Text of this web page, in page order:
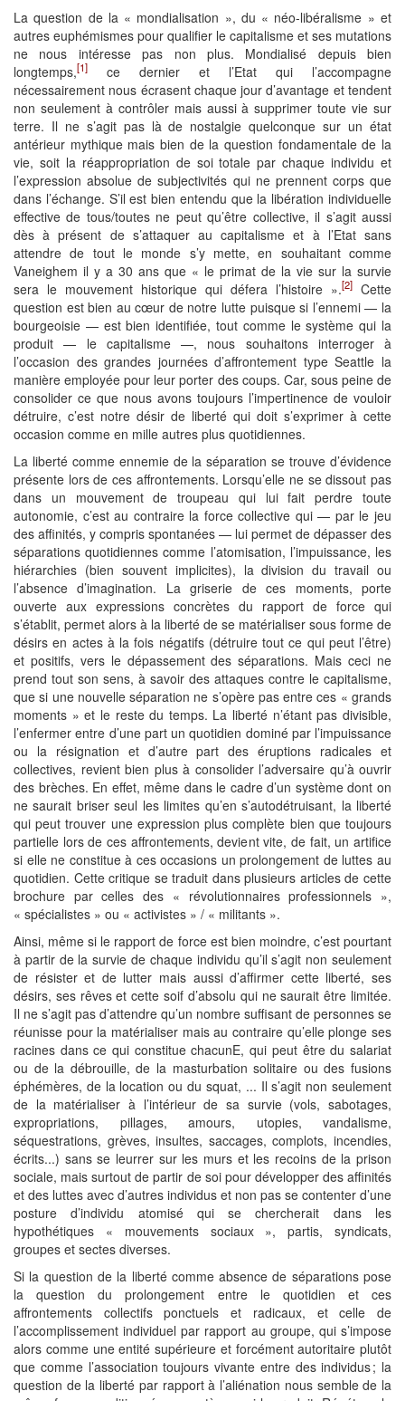
La question de la « mondialisation », du « néo-libéralisme » et
autres euphémismes pour qualifier le capitalisme et ses mutations
ne nous intéresse pas non plus. Mondialisé depuis bien
longtemps,[1]
ce dernier et l’Etat qui l’accompagne
nécessairement nous écrasent chaque jour d’avantage et tendent
non seulement à contrôler mais aussi à supprimer toute vie sur
terre. Il ne s’agit pas là de nostalgie quelconque sur un état
antérieur mythique mais bien de la question fondamentale de la
vie, soit la réappropriation de soi totale par chaque individu et
l’expression absolue de subjectivités qui ne prennent corps que
dans l’échange. S’il est bien entendu que la libération individuelle
effective de tous/toutes ne peut qu’être collective, il s’agit aussi
dès à présent de s’attaquer au capitalisme et à l’Etat sans
attendre de tout le monde s’y mette, en souhaitant comme
Vaneighem il y a 30 ans que « le primat de la vie sur la survie
sera le mouvement historique qui défera l’histoire ».[2] Cette
question est bien au cœur de notre lutte puisque si l’ennemi — la
bourgeoisie — est bien identifiée, tout comme le système qui la
produit — le capitalisme —, nous souhaitons interroger à
l’occasion des grandes journées d’affrontement type Seattle la
manière employée pour leur porter des coups. Car, sous peine de
consolider ce que nous avons toujours l’impertinence de vouloir
détruire, c’est notre désir de liberté qui doit s’exprimer à cette
occasion comme en mille autres plus quotidiennes.
La liberté comme ennemie de la séparation se trouve d’évidence
présente lors de ces affrontements. Lorsqu’elle ne se dissout pas
dans un mouvement de troupeau qui lui fait perdre toute
autonomie, c’est au contraire la force collective qui — par le jeu
des affinités, y compris spontanées — lui permet de dépasser des
séparations quotidiennes comme l’atomisation, l’impuissance, les
hiérarchies (bien souvent implicites), la division du travail ou
l’absence d’imagination. La griserie de ces moments, porte
ouverte aux expressions concrètes du rapport de force qui
s’établit, permet alors à la liberté de se matérialiser sous forme de
désirs en actes à la fois négatifs (détruire tout ce qui peut l’être)
et positifs, vers le dépassement des séparations. Mais ceci ne
prend tout son sens, à savoir des attaques contre le capitalisme,
que si une nouvelle séparation ne s’opère pas entre ces « grands
moments » et le reste du temps. La liberté n’étant pas divisible,
l’enfermer entre d’une part un quotidien dominé par l’impuissance
ou la résignation et d’autre part des éruptions radicales et
collectives, revient bien plus à consolider l’adversaire qu’à ouvrir
des brèches. En effet, même dans le cadre d’un système dont on
ne saurait briser seul les limites qu’en s’autodétruisant, la liberté
qui peut trouver une expression plus complète bien que toujours
partielle lors de ces affrontements, devient vite, de fait, un artifice
si elle ne constitue à ces occasions un prolongement de luttes au
quotidien. Cette critique se traduit dans plusieurs articles de cette
brochure par celles des « révolutionnaires professionnels »,
« spécialistes » ou « activistes » / « militants ».
Ainsi, même si le rapport de force est bien moindre, c’est pourtant
à partir de la survie de chaque individu qu’il s’agit non seulement
de résister et de lutter mais aussi d’affirmer cette liberté, ses
désirs, ses rêves et cette soif d’absolu qui ne saurait être limitée.
Il ne s’agit pas d’attendre qu’un nombre suffisant de personnes se
réunisse pour la matérialiser mais au contraire qu’elle plonge ses
racines dans ce qui constitue chacunE, qui peut être du salariat
ou de la débrouille, de la masturbation solitaire ou des fusions
éphémères, de la location ou du squat, ... Il s’agit non seulement
de la matérialiser à l’intérieur de sa survie (vols, sabotages,
expropriations, pillages, amours, utopies, vandalisme,
séquestrations, grèves, insultes, saccages, complots, incendies,
écrits...) sans se leurrer sur les murs et les recoins de la prison
sociale, mais surtout de partir de soi pour développer des affinités
et des luttes avec d’autres individus et non pas se contenter d’une
posture d’individu atomisé qui se chercherait dans les
hypothétiques « mouvements sociaux », partis, syndicats,
groupes et sectes diverses.
Si la question de la liberté comme absence de séparations pose
la question du prolongement entre le quotidien et ces
affrontements collectifs ponctuels et radicaux, et celle de
l’accomplissement individuel par rapport au groupe, qui s’impose
alors comme une entité supérieure et forcément autoritaire plutôt
que comme l’association toujours vivante entre des individus ; la
question de la liberté par rapport à l’aliénation nous semble de la